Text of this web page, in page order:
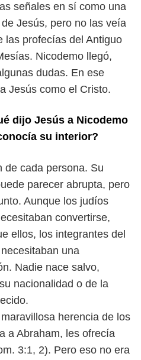
señales en sí como una
de Jesús, pero no las veía
las profecías del Antiguo
Nicodemo llegó,
dudas. En ese
Jesús como el Cristo.
dijo Jesús a Nicodemo
su interior?
de cada persona. Su
parecer abrupta, pero
Aunque los judíos
convertirse,
ellos, los integrantes del
una
Nadie nace salvo,
nacionalidad o de la
herencia de los
a Abraham, les ofrecía
3:1, 2). Pero eso no era